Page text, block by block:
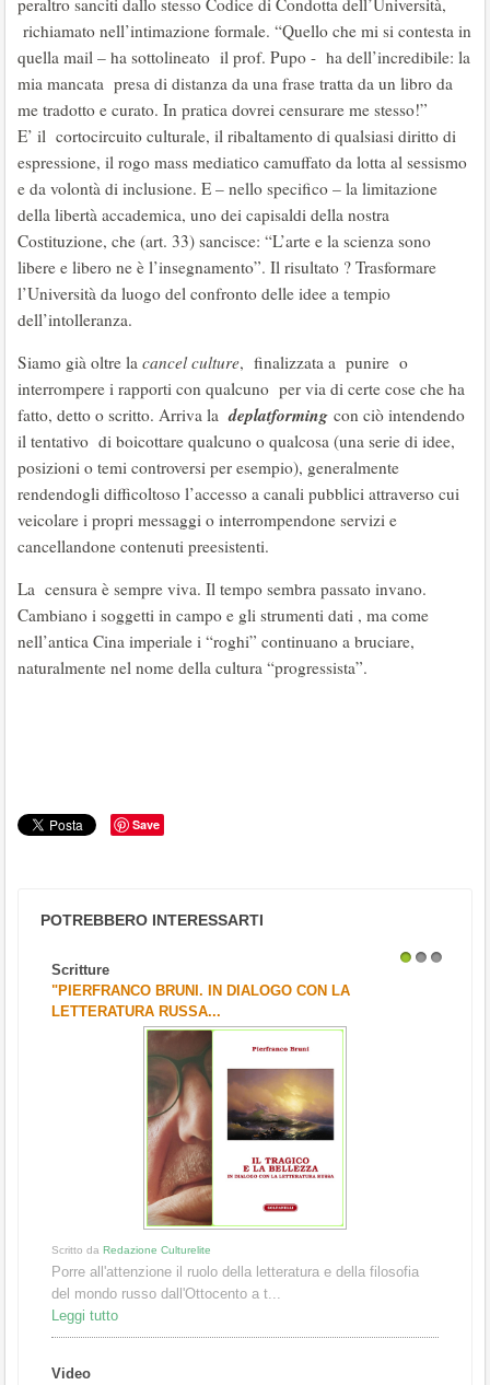
peraltro sanciti dallo stesso Codice di Condotta dell’Università,
richiamato nell’intimazione formale. “Quello che mi si contesta in
quella mail – ha sottolineato il prof. Pupo - ha dell’incredibile: la
mia mancata presa di distanza da una frase tratta da un libro da
me tradotto e curato. In pratica dovrei censurare me stesso!”
E’ il cortocircuito culturale, il ribaltamento di qualsiasi diritto di
espressione, il rogo mass mediatico camuffato da lotta al sessismo
e da volontà di inclusione. E – nello specifico – la limitazione
della libertà accademica, uno dei capisaldi della nostra
Costituzione, che (art. 33) sancisce: “L’arte e la scienza sono
libere e libero ne è l’insegnamento”. Il risultato ? Trasformare
l’Università da luogo del confronto delle idee a tempio
dell’intolleranza.
Siamo già oltre la cancel culture, finalizzata a punire o
interrompere i rapporti con qualcuno per via di certe cose che ha
fatto, detto o scritto. Arriva ladeplatforming con ciò intendendo
il tentativo di boicottare qualcuno o qualcosa (una serie di idee,
posizioni o temi controversi per esempio), generalmente
rendendogli difficoltoso l’accesso a canali pubblici attraverso cui
veicolare i propri messaggi o interrompendone servizi e
cancellandone contenuti preesistenti.
La censura è sempre viva. Il tempo sembra passato invano.
Cambiano i soggetti in campo e gli strumenti dati , ma come
nell’antica Cina imperiale i “roghi” continuano a bruciare,
naturalmente nel nome della cultura “progressista”.
Save
POTREBBERO INTERESSARTI
Scritture
"PIERFRANCO BRUNI. IN DIALOGO CON LA
LETTERATURA RUSSA...
Scritto da Redazione Culturelite
Porre all'attenzione il ruolo della letteratura e della filosofia
del mondo russo dall'Ottocento a t...
Leggi tutto
Video